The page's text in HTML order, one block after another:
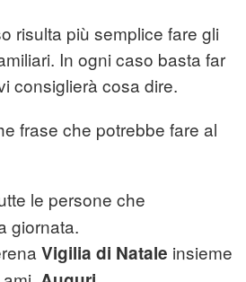
risulta più semplice fare gli
In ogni caso basta far
consiglierà cosa dire.
frase che potrebbe fare al
le persone che
giornata.
Vigilia di Natale insieme